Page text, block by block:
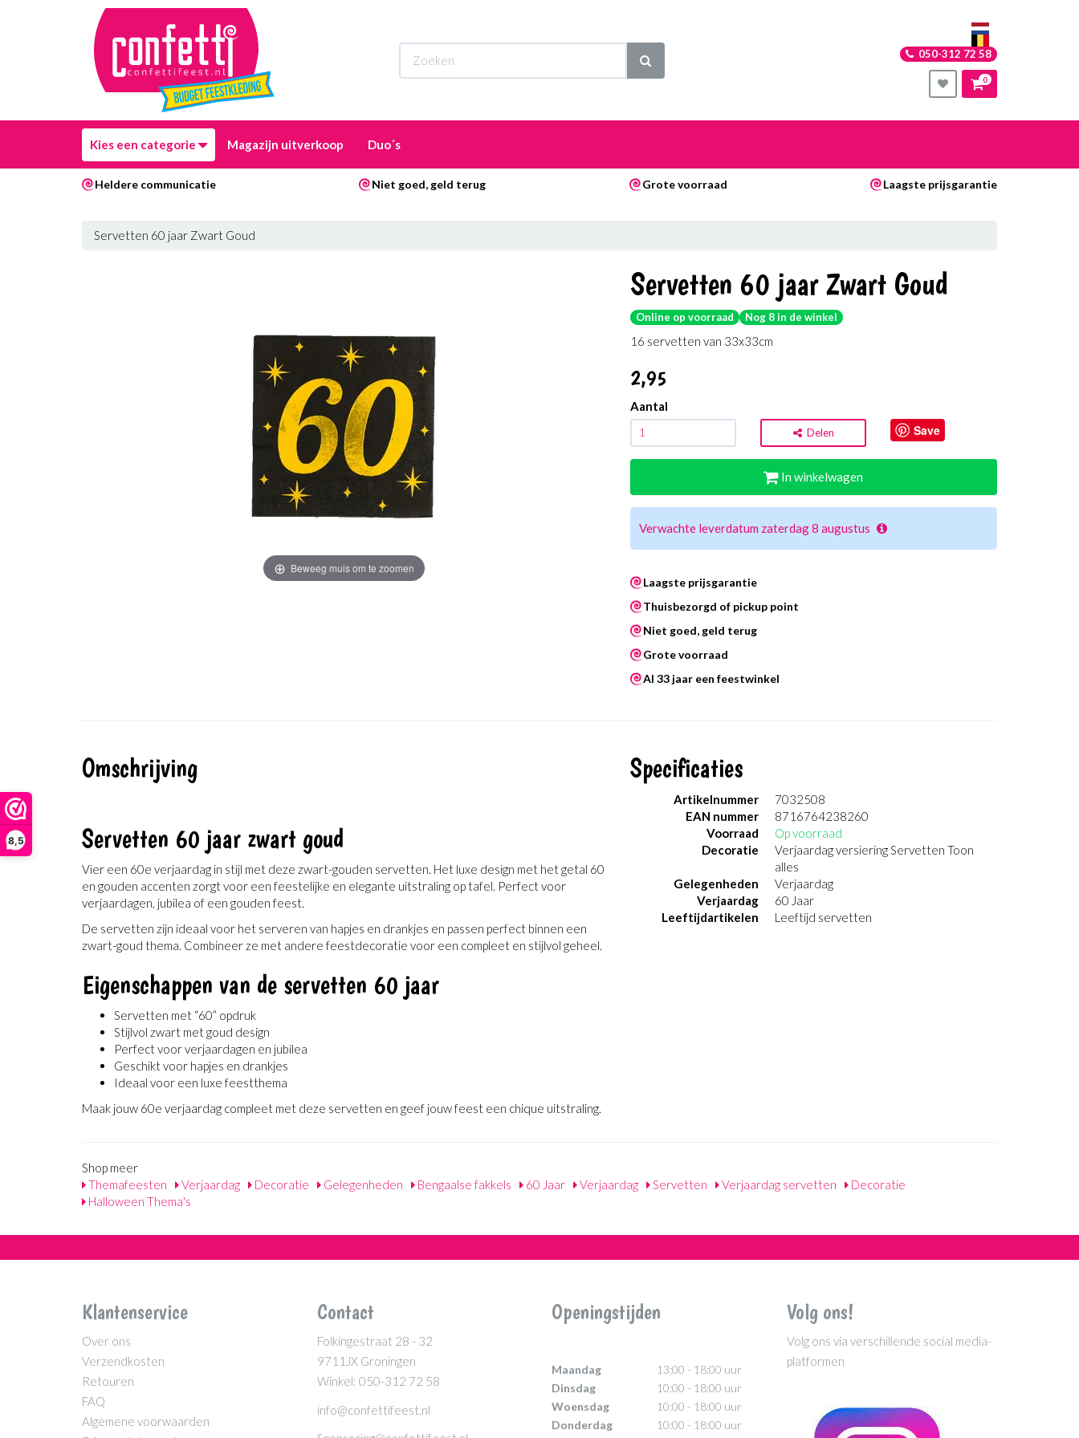
8,5
050-312 72 58
0
Kies een categorie Magazijn uitverkoop Duo´s
Heldere communicatie Niet goed, geld terug Grote voorraad Laagste prijsgarantie
Servetten 60 jaar Zwart Goud
Beweeg muis om te zoomen
Servetten 60 jaar Zwart Goud
Online op voorraad Nog 8 in de winkel
16 servetten van 33x33cm
2,95
Aantal
Delen Save
In winkelwagen
Verwachte leverdatum zaterdag 8 augustus
Laagste prijsgarantie
Thuisbezorgd of pickup point
Niet goed, geld terug
Grote voorraad
Al 33 jaar een feestwinkel
Omschrijving
Servetten 60 jaar zwart goud
Vier een 60e verjaardag in stijl met deze zwart-gouden servetten. Het luxe design met het getal 60
en gouden accenten zorgt voor een feestelijke en elegante uitstraling op tafel. Perfect voor
verjaardagen, jubilea of een gouden feest.
De servetten zijn ideaal voor het serveren van hapjes en drankjes en passen perfect binnen een
zwart-goud thema. Combineer ze met andere feestdecoratie voor een compleet en stijlvol geheel.
Eigenschappen van de servetten 60 jaar
Servetten met “60” opdruk
Stijlvol zwart met goud design
Perfect voor verjaardagen en jubilea
Geschikt voor hapjes en drankjes
Ideaal voor een luxe feestthema
Maak jouw 60e verjaardag compleet met deze servetten en geef jouw feest een chique uitstraling.
Specificaties
Artikelnummer
7032508
EAN nummer
8716764238260
Voorraad
Op voorraad
Decoratie
Verjaardag versiering Servetten Toon
alles
Gelegenheden
Verjaardag
Verjaardag
60 Jaar
Leeftijdartikelen
Leeftijd servetten
Shop meer
Themafeesten
Verjaardag Decoratie Gelegenheden Bengaalse fakkels 60 Jaar Verjaardag Servetten Verjaardag servetten
Decoratie
Halloween Thema's
Klantenservice
Over ons
Verzendkosten
Retouren
FAQ
Algemene voorwaarden
Contact
Folkingestraat 28 - 32
9711JX Groningen
Winkel: 050-312 72 58
info@confettifeest.nl
Openingstijden
Maandag
13:00 - 18:00 uur
Dinsdag
10:00 - 18:00 uur
Woensdag
10:00 - 18:00 uur
Donderdag
10:00 - 18:00 uur
Volg ons!
Volg ons via verschillende social media-
platformen